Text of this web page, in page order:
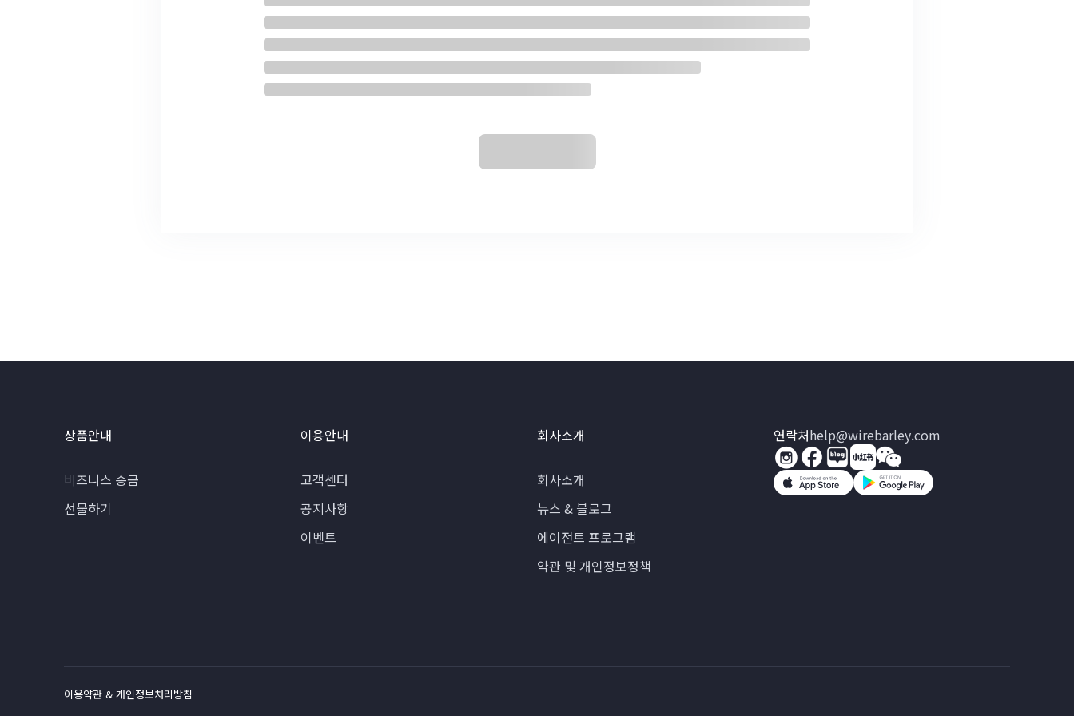
상품안내
비즈니스 송금
선물하기
이용안내
고객센터
공지사항
이벤트
회사소개
회사소개
뉴스 & 블로그
에이전트 프로그램
약관 및 개인정보정책
연락처help@wirebarley.com
이용약관 & 개인정보처리방침